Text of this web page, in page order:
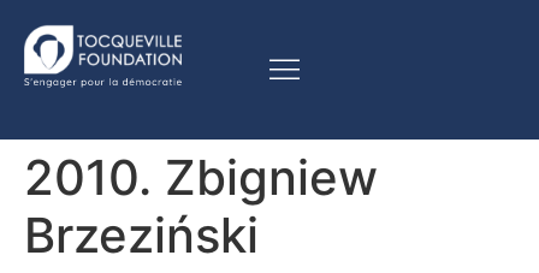
2010. Zbigniew
Brzeziński